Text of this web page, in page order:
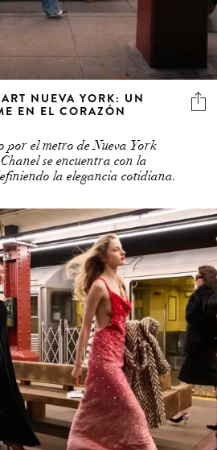
NUEVA YORK: UN
EN EL CORAZÓN
por el metro de Nueva York
se encuentra con la
la elegancia cotidiana.